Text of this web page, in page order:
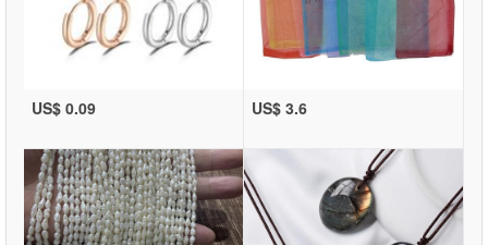
US$ 0.09 US$ 3.6